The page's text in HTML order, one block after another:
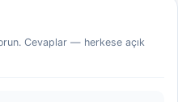
Cevaplar — herkese açık